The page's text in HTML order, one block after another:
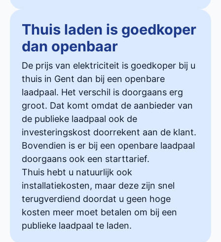
Thuis laden is goedkoper
dan openbaar
De prijs van elektriciteit is goedkoper bij u
thuis in Gent dan bij een openbare
laadpaal. Het verschil is doorgaans erg
groot. Dat komt omdat de aanbieder van
de publieke laadpaal ook de
investeringskost doorrekent aan de klant.
Bovendien is er bij een openbare laadpaal
doorgaans ook een starttarief.
Thuis hebt u natuurlijk ook
installatiekosten, maar deze zijn snel
terugverdiend doordat u geen hoge
kosten meer moet betalen om bij een
publieke laadpaal te laden.